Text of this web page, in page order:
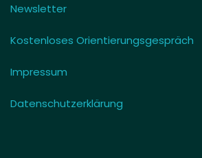
Newsletter
Kostenloses Orientierungsgespräch
Impressum
Datenschutzerklärung